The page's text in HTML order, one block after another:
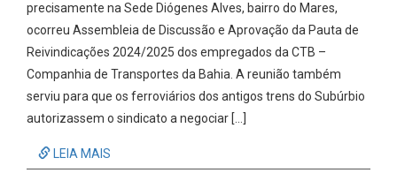
precisamente na Sede Diógenes Alves, bairro do Mares,
ocorreu Assembleia de Discussão e Aprovação da Pauta de
Reivindicações 2024/2025 dos empregados da CTB –
Companhia de Transportes da Bahia. A reunião também
serviu para que os ferroviários dos antigos trens do Subúrbio
autorizassem o sindicato a negociar […]
LEIA MAIS